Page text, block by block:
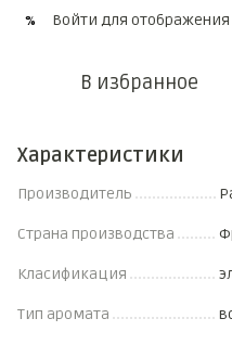
% Войти для
В избранное
Характеристики
Производитель
Страна производства
Класификация
Тип аромата